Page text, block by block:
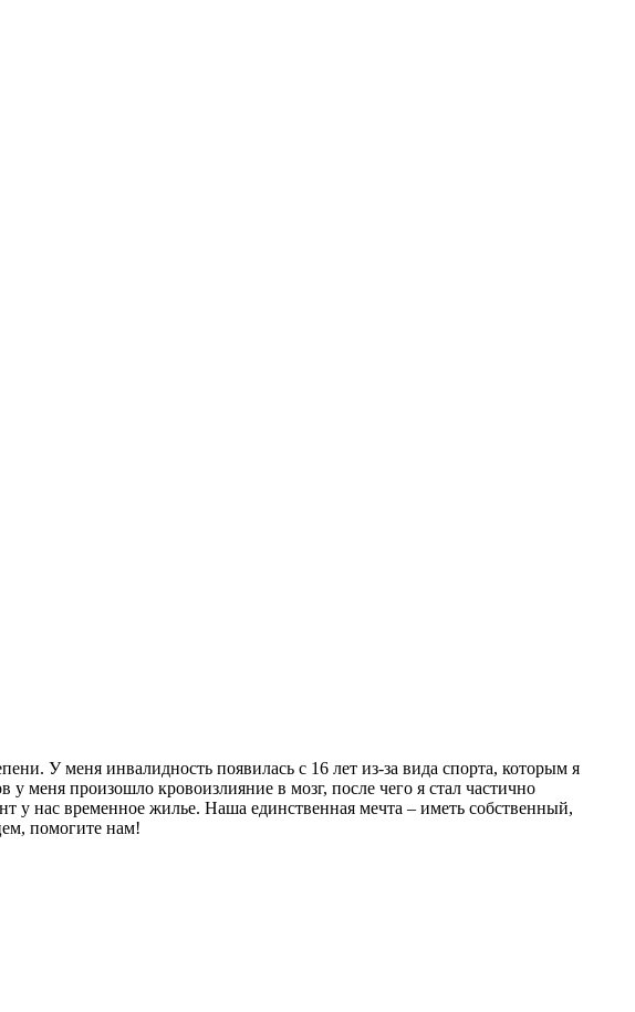
У меня инвалидность появилась с 16 лет из-за вида спорта, которым я
у меня произошло кровоизлияние в мозг, после чего я стал частично
у нас временное жилье. Наша единственная мечта – иметь собственный,
помогите нам!